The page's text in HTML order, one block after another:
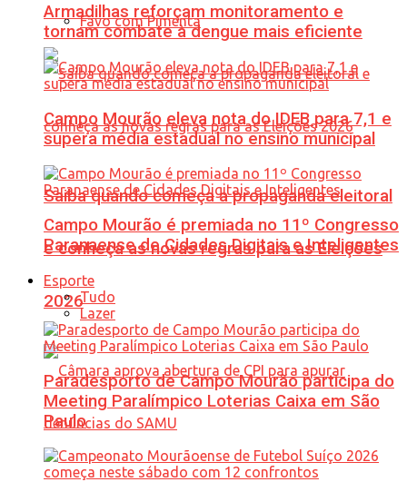
Favo com Pimenta
Saiba quando começa a propaganda eleitoral
e conheça as novas regras para as Eleições
2026
Armadilhas reforçam monitoramento e
tornam combate à dengue mais eficiente
Campo Mourão eleva nota do IDEB para 7,1 e
supera média estadual no ensino municipal
Campo Mourão é premiada no 11º Congresso
Paranaense de Cidades Digitais e Inteligentes
Esporte
Tudo
Lazer
Paradesporto de Campo Mourão participa do
Meeting Paralímpico Loterias Caixa em São
Paulo